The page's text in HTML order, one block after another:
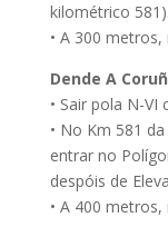
kilométrico 581).
• A 300 metros,
Dende A
• Sair pola N-
• No Km 581
entrar no
despóis de
• A 400 metros,